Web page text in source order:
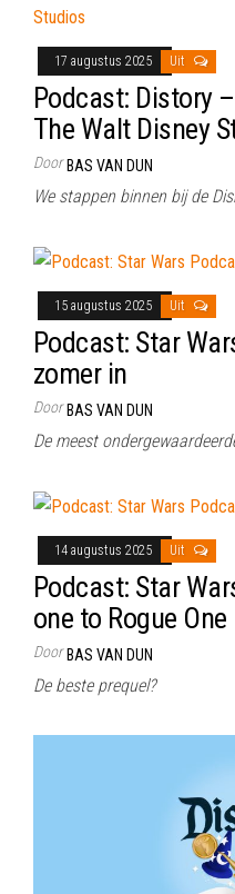
17 augustus 2025 Uit
Podcast: Distory
The Walt Disney
Door BAS VAN DUN
We stappen binnen bij de
15 augustus 2025 Uit
Podcast: Star
zomer in
Door BAS VAN DUN
De meest
14 augustus 2025 Uit
Podcast: Star
one to Rogue One
Door BAS VAN DUN
De beste prequel?